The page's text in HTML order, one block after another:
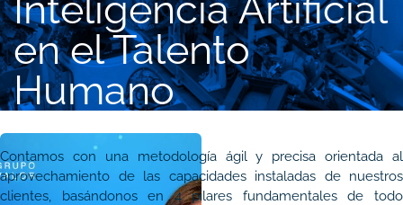
en el Talento
Humano
Contamos con una metodología ágil y precisa orientada al
aprovechamiento de las capacidades instaladas de nuestros
clientes, basándonos en 4 pilares fundamentales de todo